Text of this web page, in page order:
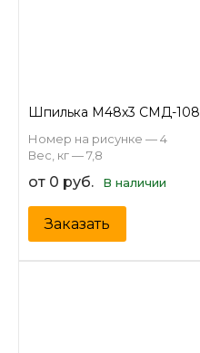
Шпилька М48х3 СМД-108
Номер на рисунке — 4
Вес, кг — 7,8
от 0 руб. В наличии
Заказать